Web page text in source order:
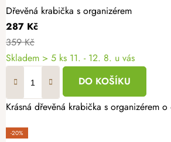
Dřevěná krabička s organizérem
287 Kč
359 Kč
Skladem > 5 ks 11. - 12. 8. u vás
DO KOŠÍKU
Krásná dřevěná krabička s organizérem
-20%